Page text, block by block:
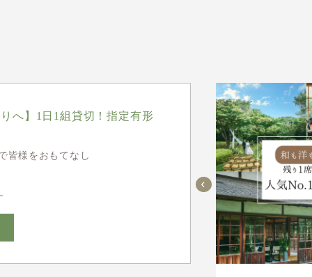
へ】1日1組貸切！指定有形
皆様をおもてなし